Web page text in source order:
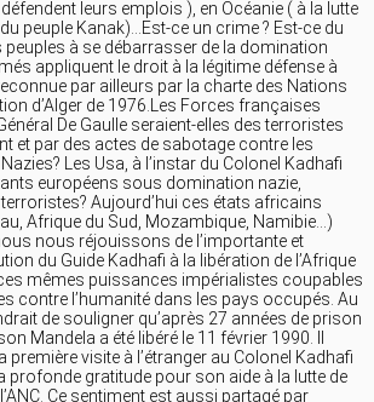
leurs emplois ), en Océanie ( à la lutte
peuple Kanak)…Est-ce un crime ? Est-ce du
peuples à se débarrasser de la domination
appliquent le droit à la légitime défense à
par ailleurs par la charte des Nations
d’Alger de 1976.Les Forces françaises
De Gaulle seraient-elles des terroristes
et par des actes de sabotage contre les
Les Usa, à l’instar du Colonel Kadhafi
européens sous domination nazie,
Aujourd’hui ces états africains
Afrique du Sud, Mozambique, Namibie…)
nous réjouissons de l’importante et
du Guide Kadhafi à la libération de l’Afrique
mêmes puissances impérialistes coupables
contre l’humanité dans les pays occupés. Au
de souligner qu’après 27 années de prison
Mandela a été libéré le 11 février 1990. Il
visite à l’étranger au Colonel Kadhafi
profonde gratitude pour son aide à la lutte de
Ce sentiment est aussi partagé par